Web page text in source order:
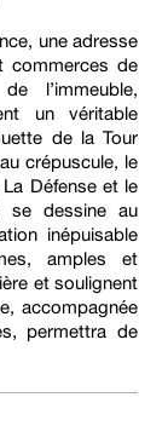
une adresse
commerces de
l’immeuble,
un véritable
de la Tour
crépuscule, le
Défense et le
se dessine au
inépuisable
amples et
et soulignent
accompagnée
permettra de